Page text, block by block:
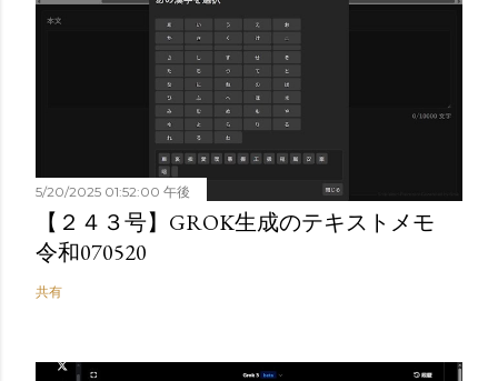
5/20/2025 01:52:00 午後
【２４３号】GROK生成のテキストメモ
令和070520
共有